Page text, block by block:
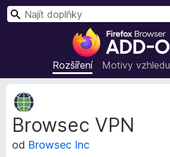
D
o
p
l
y
d
Rozšíření Motivy vzhledu
H
Browsec VPN
od Browsec Inc
M
e
t
a
d